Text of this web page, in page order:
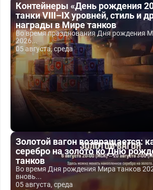
Контейнеры «День рождения
танки VIII–IX уровней, стиль и
награды в Мире танков
Во время празднования Дня рождения
2026...
05 августа, среда
Золотой вагон возвращается:
серебро на золото ко Дню
танков
Во время Дня рождения Мира танков
вновь...
05 августа, среда